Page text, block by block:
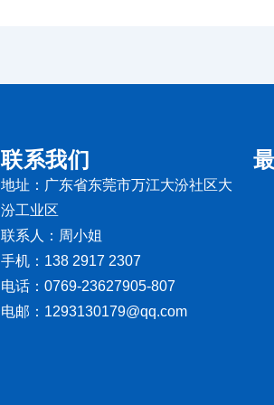
联系我们
地址：广东省东莞市万江大汾社区大
汾工业区
联系人：周小姐
手机：138 2917 2307
电话：0769-23627905-807
电邮：1293130179@qq.com